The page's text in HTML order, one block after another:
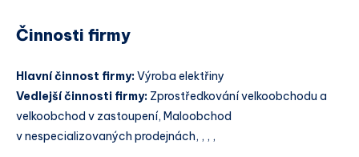
Činnosti firmy
Hlavní činnost firmy:Výroba elektřiny
Vedlejší činnosti firmy: Zprostředkování velkoobchodu a
velkoobchod v zastoupení, Maloobchod
v nespecializovaných prodejnách, , , ,